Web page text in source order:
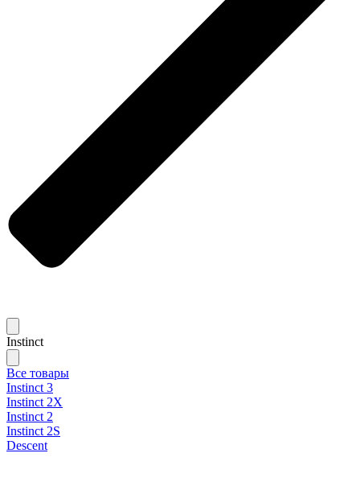
Instinct
Все товары
Instinct 3
Instinct 2X
Instinct 2
Instinct 2S
Descent